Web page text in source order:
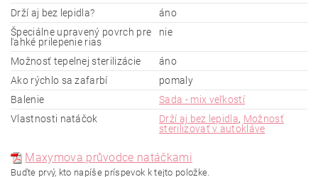
Drží aj bez lepidla?
áno
Špeciálne upravený povrch pre
ľahké prilepenie rias
nie
Možnosť tepelnej sterilizácie
áno
Ako rýchlo sa zafarbí
pomaly
Balenie
Sada - mix veľkostí
Vlastnosti natáčok
Drží aj bez lepidla, Možnosť
sterilizovať v autokláve
Maxymova průvodce natáčkami
Buďte prvý, kto napíše príspevok k tejto položke.